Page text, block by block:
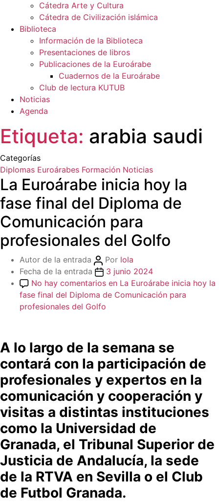
Cátedra Arte y Cultura
Cátedra de Civilización islámica
Biblioteca
Información de la Biblioteca
Presentaciones de libros
Publicaciones de la Euroárabe
Cuadernos de la Euroárabe
Club de lectura KUTUB
Noticias
Agenda
Etiqueta: arabia saudi
Categorías
Diplomas Euroárabes Formación Noticias
La Euroárabe inicia hoy la
fase final del Diploma de
Comunicación para
profesionales del Golfo
Autor de la entrada Por lola
Fecha de la entrada
3 junio 2024
No hay comentarios en La Euroárabe inicia hoy la
fase final del Diploma de Comunicación para
profesionales del Golfo
A lo largo de la semana se
contará con la participación de
profesionales y expertos en la
comunicación y cooperación y
visitas a distintas instituciones
como la Universidad de
Granada, el Tribunal Superior de
Justicia de Andalucía, la sede
de la RTVA en Sevilla o el Club
de Futbol Granada.